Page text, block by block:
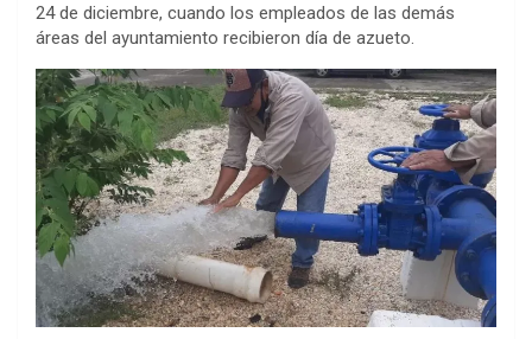
24 de diciembre, cuando los empleados de las demás
áreas del ayuntamiento recibieron día de azueto.